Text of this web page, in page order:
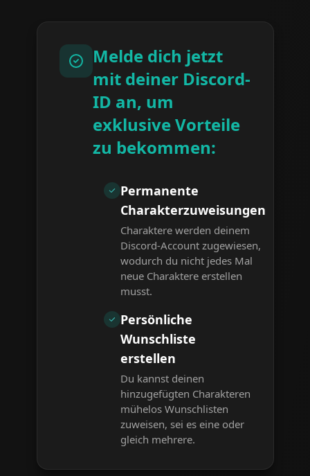
Melde dich jetzt
mit deiner Discord-
ID an, um
exklusive Vorteile
zu bekommen:
Permanente
Charakterzuweisungen
Charaktere werden deinem
Discord-Account zugewiesen,
wodurch du nicht jedes Mal
neue Charaktere erstellen
musst.
Persönliche
Wunschliste
erstellen
Du kannst deinen
hinzugefügten Charakteren
mühelos Wunschlisten
zuweisen, sei es eine oder
gleich mehrere.